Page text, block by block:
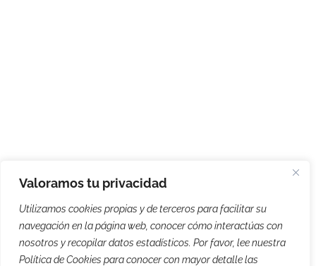
Valoramos tu privacidad
Utilizamos cookies propias y de terceros para facilitar su
navegación en la página web, conocer cómo interactúas con
nosotros y recopilar datos estadísticos. Por favor, lee nuestra
Política de Cookies para conocer con mayor detalle las